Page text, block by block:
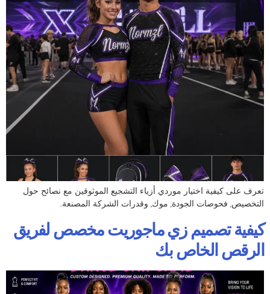
تعرف على كيفية اختيار موردي أزياء التشجيع الموثوقين مع نصائح حول
التخصيص, فحوصات الجودة, موك, وقدرات الشركة المصنعة.
كيفية تصميم زي ماجوريت مخصص لفريق
الرقص الخاص بك